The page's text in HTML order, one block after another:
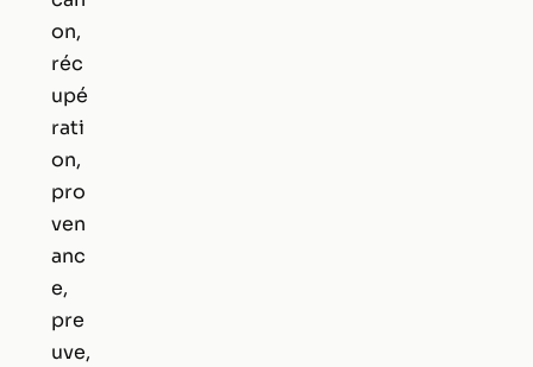
on,
réc
upé
rati
on,
pro
ven
anc
e,
pre
uve,